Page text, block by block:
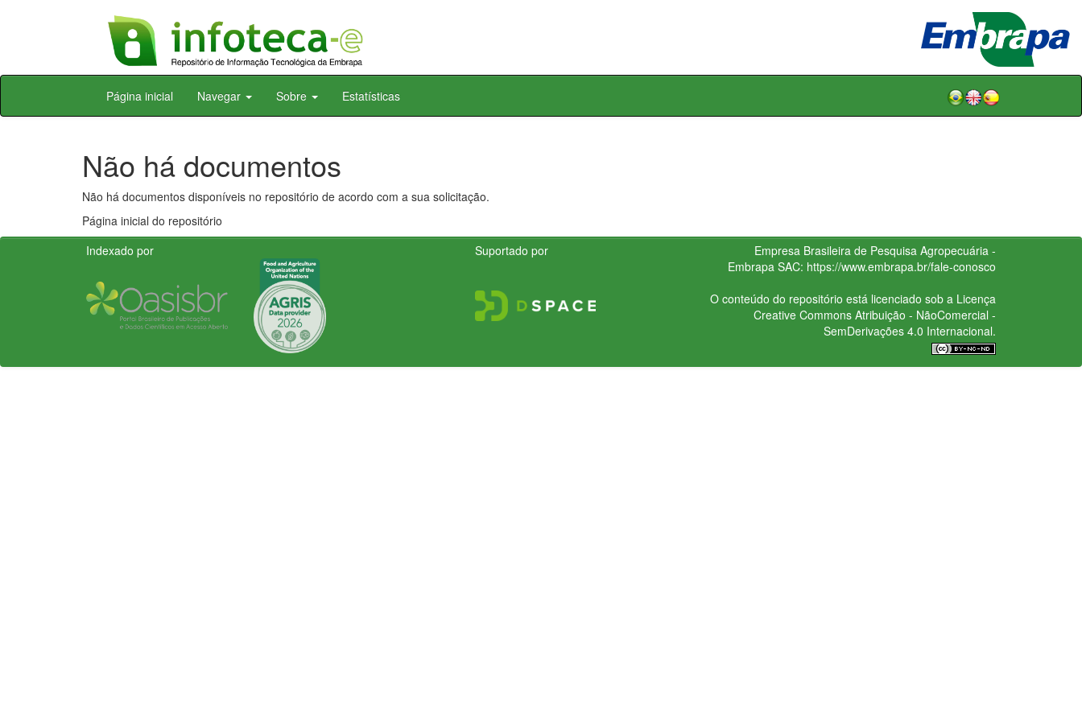
Skip
Página inicial Navegar Sobre Estatísticas
Não há documentos
Não há documentos disponíveis no repositório de acordo com a sua solicitação.
Página inicial do repositório
Indexado por
Suportado por
Empresa Brasileira de Pesquisa Agropecuária -
Embrapa SAC: https://www.embrapa.br/fale-conosco
O conteúdo do repositório está licenciado sob a Licença
Creative CommonsAtribuição - NãoComercial -
SemDerivações 4.0 Internacional.